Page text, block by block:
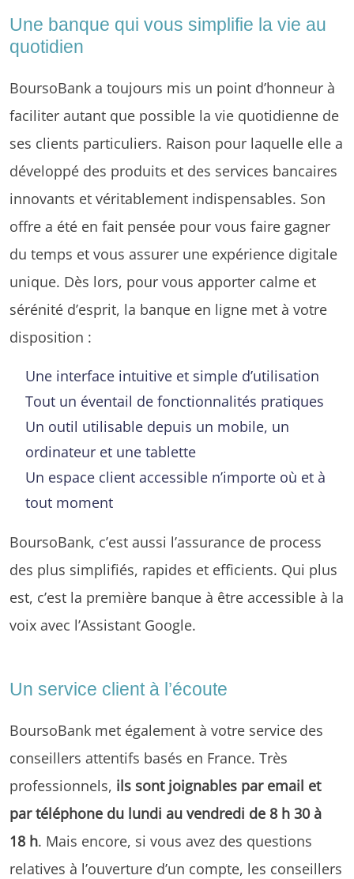
Une banque qui vous simplifie la vie au
quotidien
BoursoBank a toujours mis un point d’honneur à
faciliter autant que possible la vie quotidienne de
ses clients particuliers. Raison pour laquelle elle a
développé des produits et des services bancaires
innovants et véritablement indispensables. Son
offre a été en fait pensée pour vous faire gagner
du temps et vous assurer une expérience digitale
unique. Dès lors, pour vous apporter calme et
sérénité d’esprit, la banque en ligne met à votre
disposition :
Une interface intuitive et simple d’utilisation
Tout un éventail de fonctionnalités pratiques
Un outil utilisable depuis un mobile, un
ordinateur et une tablette
Un espace client accessible n’importe où et à
tout moment
BoursoBank, c’est aussi l’assurance de process
des plus simplifiés, rapides et efficients. Qui plus
est, c’est la première banque à être accessible à la
voix avec l’Assistant Google.
Un service client à l’écoute
BoursoBank met également à votre service des
conseillers attentifs basés en France. Très
professionnels, ils sont joignables par email et
par téléphone du lundi au vendredi de 8 h 30 à
18 h. Mais encore, si vous avez des questions
relatives à l’ouverture d’un compte, les conseillers